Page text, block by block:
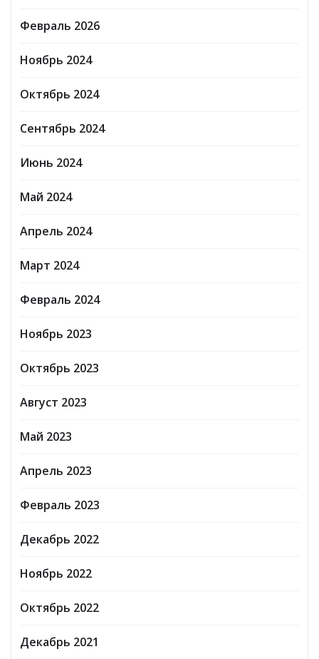
Февраль 2026
Ноябрь 2024
Октябрь 2024
Сентябрь 2024
Июнь 2024
Май 2024
Апрель 2024
Март 2024
Февраль 2024
Ноябрь 2023
Октябрь 2023
Август 2023
Май 2023
Апрель 2023
Февраль 2023
Декабрь 2022
Ноябрь 2022
Октябрь 2022
Декабрь 2021